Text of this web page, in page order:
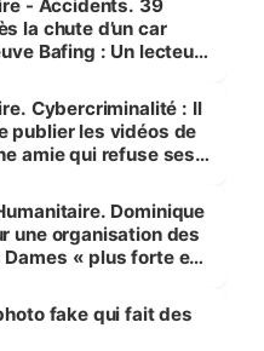
- Accidents. 39
la chute d’un car
Bafing : Un lecteur
Cybercriminalité : Il
publier les vidéos de
amie qui refuse ses
Dominique
une organisation des
Dames « plus forte et
internationale »
fake qui fait des